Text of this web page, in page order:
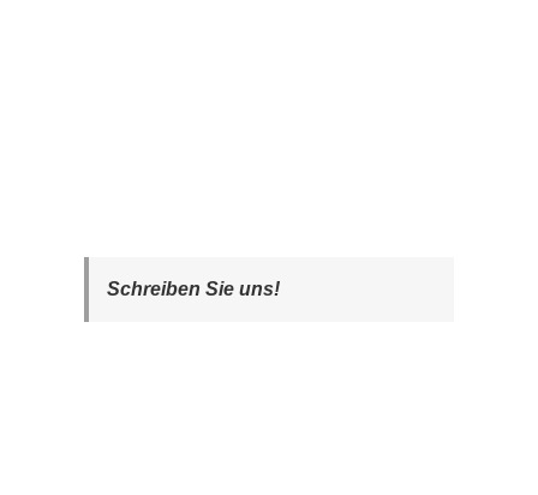
Schreiben Sie uns!